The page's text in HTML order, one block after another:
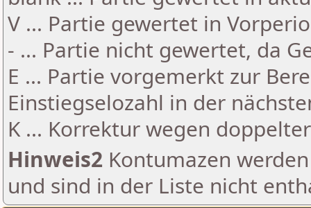
V ... Partie gewertet in
- ... Partie nicht gewertet, da
E ... Partie vorgemerkt zur
Einstiegselozahl in der
K ... Korrektur wegen
Hinweis2 Kontumazen
und sind in der Liste nicht